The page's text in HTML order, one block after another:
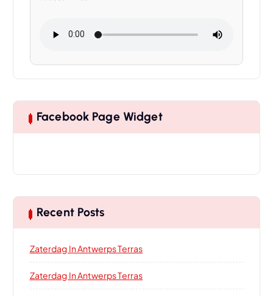
Facebook Page Widget
Recent Posts
Zaterdag In Antwerps Terras
Zaterdag In Antwerps Terras